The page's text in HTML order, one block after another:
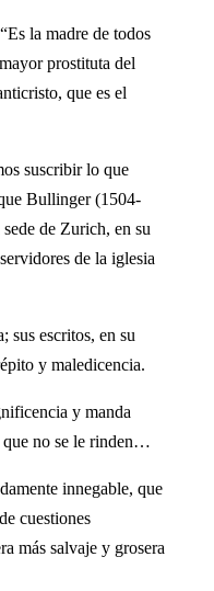
la madre de todos
prostituta del
que es el
suscribir lo que
Bullinger (1504-
de Zurich, en su
de la iglesia
sus escritos, en su
y maledicencia.
y manda
que no se le rinden…
innegable, que
cuestiones
más salvaje y grosera